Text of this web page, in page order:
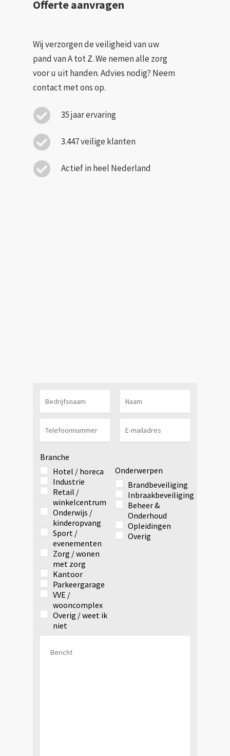
Offerte aanvragen
Wij verzorgen de veiligheid van uw
pand van A tot Z. We nemen alle zorg
voor u uit handen. Advies nodig? Neem
contact met ons op.
35 jaar ervaring
3.447 veilige klanten
Actief in heel Nederland
Branche
Hotel / horeca
Industrie
Retail /
winkelcentrum
Onderwijs /
kinderopvang
Sport /
evenementen
Zorg / wonen
met zorg
Kantoor
Parkeergarage
VVE /
wooncomplex
Overig / weet ik
niet
Onderwerpen
Brandbeveiliging
Inbraakbeveiliging
Beheer &
Onderhoud
Opleidingen
Overig